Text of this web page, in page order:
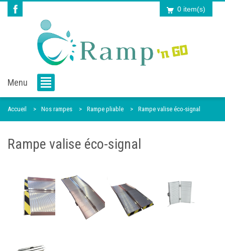
0 item(s)
Menu
Accueil Nos rampes Rampe pliable Rampe valise éco-signal
Rampe valise éco-signal